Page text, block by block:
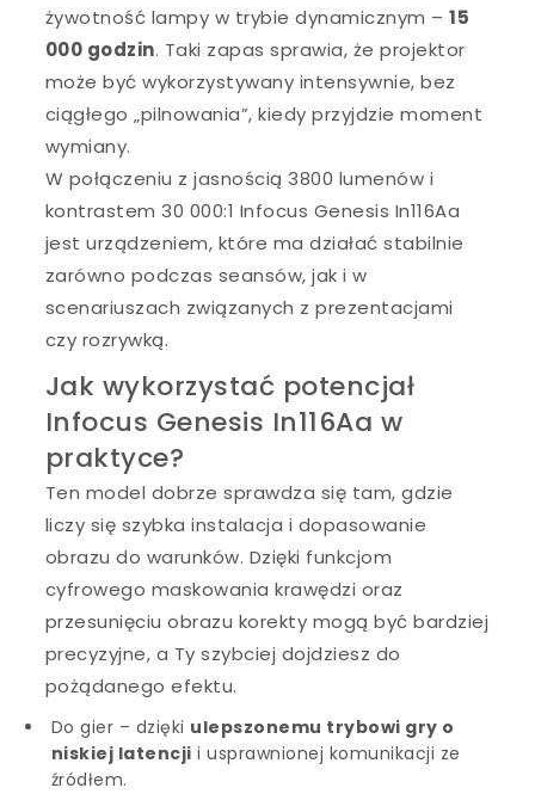
żywotność lampy w trybie dynamicznym –15
000 godzin. Taki zapas sprawia, że projektor
może być wykorzystywany intensywnie, bez
ciągłego „pilnowania”, kiedy przyjdzie moment
wymiany.
W połączeniu z jasnością 3800 lumenów i
kontrastem 30 000:1 Infocus Genesis In116Aa
jest urządzeniem, które ma działać stabilnie
zarówno podczas seansów, jak i w
scenariuszach związanych z prezentacjami
czy rozrywką.
Jak wykorzystać potencjał
Infocus Genesis In116Aa w
praktyce?
Ten model dobrze sprawdza się tam, gdzie
liczy się szybka instalacja i dopasowanie
obrazu do warunków. Dzięki funkcjom
cyfrowego maskowania krawędzi oraz
przesunięciu obrazu korekty mogą być bardziej
precyzyjne, a Ty szybciej dojdziesz do
pożądanego efektu.
Do gier – dzięki ulepszonemu trybowi gry o
niskiej latencji i usprawnionej komunikacji ze
źródłem.